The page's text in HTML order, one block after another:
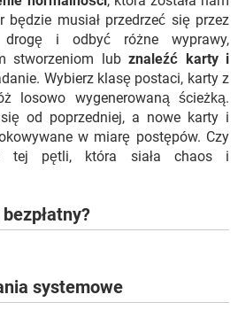
będzie musiał przedrzeć się przez
drogę i odbyć różne wyprawy,
stworzeniom lubznaleźć karty i
Wybierz klasę postaci, karty z
losowo wygenerowaną ścieżką.
od poprzedniej, a nowe karty i
w miarę postępów. Czy
pętli, która siała chaos i
systemowe